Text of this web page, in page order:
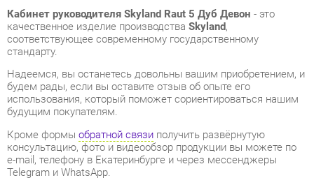
Надеемся, вы останетесь довольны вашим приобретением, и
будем рады, если вы оставите отзыв об опыте его
использования, который поможет сориентироваться нашим
будущим покупателям.
консультацию, фото и видеообзор продукции вы можете по
e-mail, телефону в Екатеринбурге и через мессенджеры
Telegram и WhatsApp.
нашем шоу-руме и купить Кабинет руководителя Skyland Raut
5 Дуб Девон, самостоятельно забрав его с нашего
центрального склада в г. Екатеринбург. Полный список
адресов и магазинов смотрите на странице